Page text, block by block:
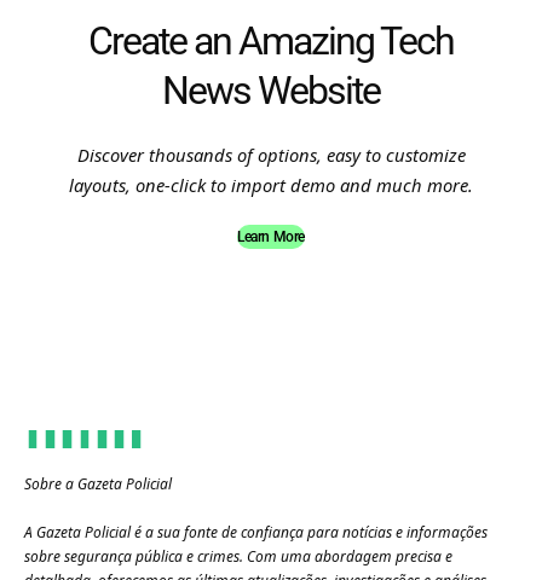
Create an Amazing Tech
News Website
Discover thousands of options, easy to customize
layouts, one-click to import demo and much more.
Learn More
Sobre a Gazeta Policial
A Gazeta Policial é a sua fonte de confiança para notícias e informações
sobre segurança pública e crimes. Com uma abordagem precisa e